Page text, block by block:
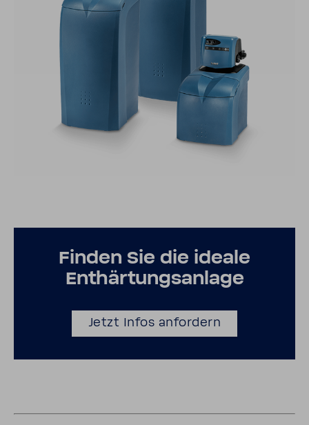
Finden Sie die ideale
Enthär­tungs­an­lage
Jetzt Infos anfor­dern